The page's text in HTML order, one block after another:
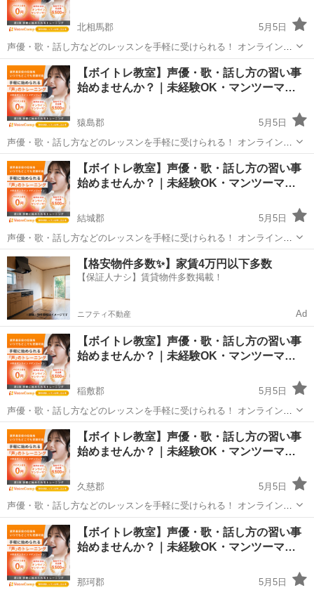
北相馬郡
5月5日
声優・歌・話し方などのレッスンを手軽に受けられる！ オンラインボ
イトレ教室「Voice Camp（ボイスキャンプ）」 「声優のレッスンを一
度受けてみたい」 「話し方に自信がなくて改善したい」 「歌が上手く
なって気...
茨城 北相馬郡 その他
【ボイトレ教室】声優・歌・話し方の習い事
始めませんか？｜未経験OK・マンツーマ…
猿島郡
5月5日
声優・歌・話し方などのレッスンを手軽に受けられる！ オンラインボ
イトレ教室「Voice Camp（ボイスキャンプ）」 「声優のレッスンを一
度受けてみたい」 「話し方に自信がなくて改善したい」 「歌が上手く
なって気...
茨城 猿島郡 その他 声優
【ボイトレ教室】声優・歌・話し方の習い事
始めませんか？｜未経験OK・マンツーマ…
結城郡
5月5日
声優・歌・話し方などのレッスンを手軽に受けられる！ オンラインボ
イトレ教室「Voice Camp（ボイスキャンプ）」 「声優のレッスンを一
度受けてみたい」 「話し方に自信がなくて改善したい」 「歌が上手く
なって気...
茨城 結城郡 その他
【格安物件多数✨】家賃4万円以下多数
【保証人ナシ】賃貸物件多数掲載！
ニフティ不動産 Ad
【ボイトレ教室】声優・歌・話し方の習い事
始めませんか？｜未経験OK・マンツーマ…
稲敷郡
5月5日
声優・歌・話し方などのレッスンを手軽に受けられる！ オンラインボ
イトレ教室「Voice Camp（ボイスキャンプ）」 「声優のレッスンを一
度受けてみたい」 「話し方に自信がなくて改善したい」 「歌が上手く
なって気...
茨城 稲敷郡 その他
【ボイトレ教室】声優・歌・話し方の習い事
始めませんか？｜未経験OK・マンツーマ…
久慈郡
5月5日
声優・歌・話し方などのレッスンを手軽に受けられる！ オンラインボ
イトレ教室「Voice Camp（ボイスキャンプ）」 「声優のレッスンを一
度受けてみたい」 「話し方に自信がなくて改善したい」 「歌が上手く
なって気...
茨城 久慈郡 その他
【ボイトレ教室】声優・歌・話し方の習い事
始めませんか？｜未経験OK・マンツーマ…
那珂郡 5月5日